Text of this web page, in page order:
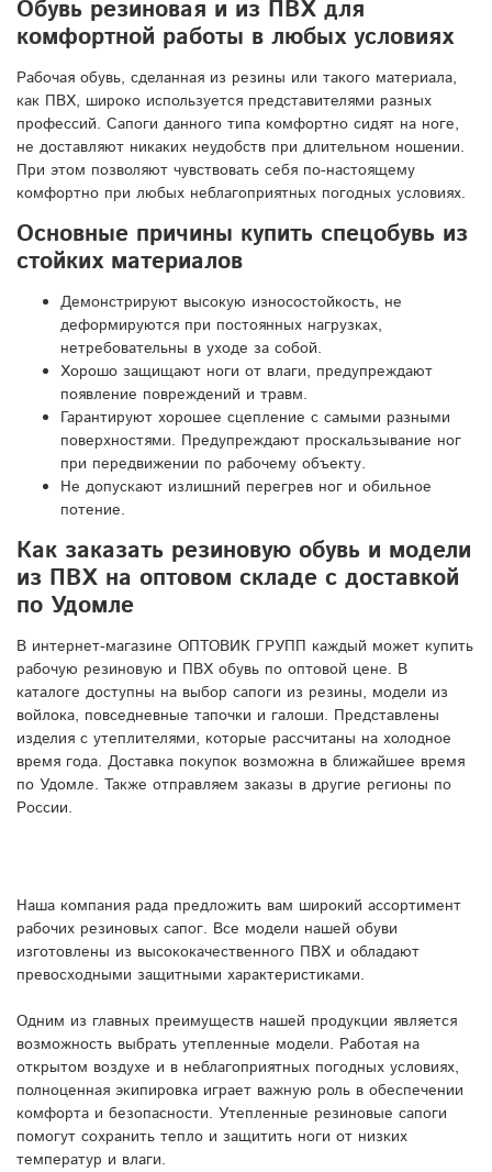
Обувь резиновая и из ПВХ для
комфортной работы в любых условиях
Рабочая обувь, сделанная из резины или такого материала,
как ПВХ, широко используется представителями разных
профессий. Сапоги данного типа комфортно сидят на ноге,
не доставляют никаких неудобств при длительном ношении.
При этом позволяют чувствовать себя по-настоящему
комфортно при любых неблагоприятных погодных условиях.
Основные причины купить спецобувь из
стойких материалов
Демонстрируют высокую износостойкость, не
деформируются при постоянных нагрузках,
нетребовательны в уходе за собой.
Хорошо защищают ноги от влаги, предупреждают
появление повреждений и травм.
Гарантируют хорошее сцепление с самыми разными
поверхностями. Предупреждают проскальзывание ног
при передвижении по рабочему объекту.
Не допускают излишний перегрев ног и обильное
потение.
Как заказать резиновую обувь и модели
из ПВХ на оптовом складе с доставкой
по Удомле
В интернет-магазине ОПТОВИК ГРУПП каждый может купить
рабочую резиновую и ПВХ обувь по оптовой цене. В
каталоге доступны на выбор сапоги из резины, модели из
войлока, повседневные тапочки и галоши. Представлены
изделия с утеплителями, которые рассчитаны на холодное
время года. Доставка покупок возможна в ближайшее время
по Удомле. Также отправляем заказы в другие регионы по
России.
Наша компания рада предложить вам широкий ассортимент
рабочих резиновых сапог. Все модели нашей обуви
изготовлены из высококачественного ПВХ и обладают
превосходными защитными характеристиками.
Одним из главных преимуществ нашей продукции является
возможность выбрать утепленные модели. Работая на
открытом воздухе и в неблагоприятных погодных условиях,
полноценная экипировка играет важную роль в обеспечении
комфорта и безопасности. Утепленные резиновые сапоги
помогут сохранить тепло и защитить ноги от низких
температур и влаги.